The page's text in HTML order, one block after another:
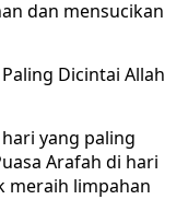
dan mensucikan
Dicintai Allah
yang paling
Arafah di hari
meraih limpahan